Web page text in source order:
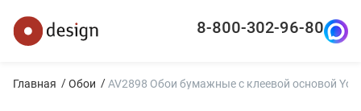
8-800-302-96-80
Главная Обои AV2898 Обои бумажные с клеевой основой